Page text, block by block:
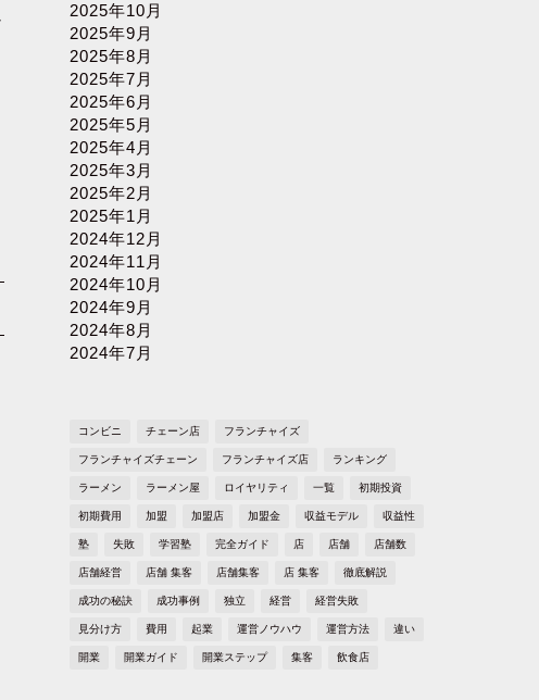
2025年10月
2025年9月
2025年8月
2025年7月
2025年6月
2025年5月
2025年4月
2025年3月
2025年2月
2025年1月
2024年12月
2024年11月
2024年10月
2024年9月
2024年8月
2024年7月
コンビニ チェーン店 フランチャイズ
フランチャイズチェーン フランチャイズ店 ランキング
ラーメン ラーメン屋 ロイヤリティ 一覧 初期投資
初期費用 加盟 加盟店 加盟金 収益モデル 収益性
塾 失敗 学習塾 完全ガイド 店 店舗 店舗数
店舗経営 店舗 集客 店舗集客 店 集客 徹底解説
成功の秘訣 成功事例 独立 経営 経営失敗
見分け方 費用 起業 運営ノウハウ 運営方法 違い
開業 開業ガイド 開業ステップ 集客 飲食店